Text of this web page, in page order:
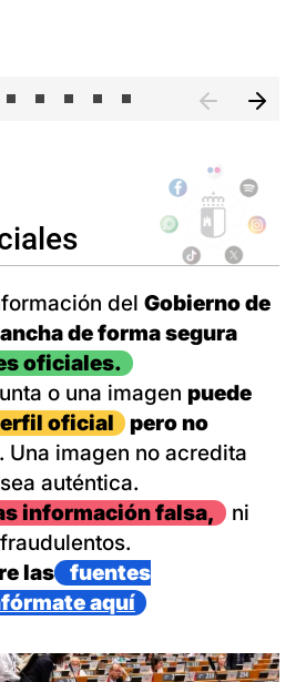
del Gobierno de
de forma segura
oficiales.
o una imagen puede
oficial
pero no
. Una imagen no acredita
auténtica.
información falsa,
ni
las
fuentes
aquí